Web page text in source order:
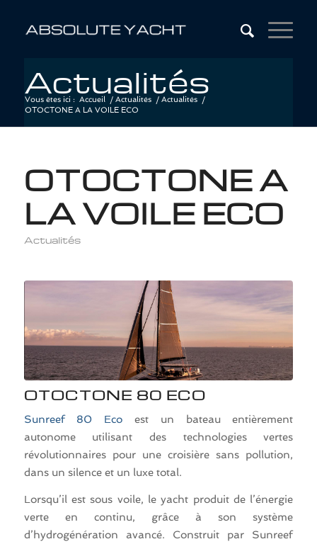
Actualités
Vous êtes ici : Accueil / Actualités / Actualités /
OTOCTONE A LA VOILE ECO
OTOCTONE A
LA VOILE ECO
Actualités
OTOCTONE 80 ECO
Sunreef 80 Eco est un bateau entièrement
autonome utilisant des technologies vertes
révolutionnaires pour une croisière sans pollution,
dans un silence et un luxe total.
Lorsqu’il est sous voile, le yacht produit de l’énergie
verte en continu, grâce à son système
d’hydrogénération avancé. Construit par Sunreef